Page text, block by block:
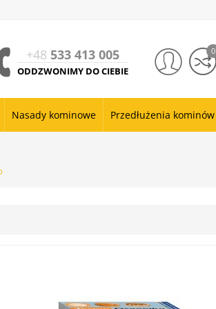
+48 533 413 005
ODDZWONIMY DO CIEBIE
0
Nasady kominowe Przedłużenia kominów